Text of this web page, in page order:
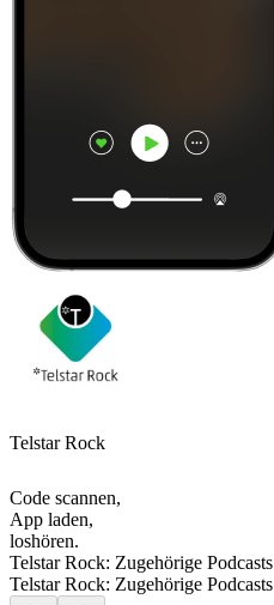
Telstar Rock
Code scannen,
App laden,
loshören.
Telstar Rock: Zugehörige Podcasts
Telstar Rock: Zugehörige Podcasts